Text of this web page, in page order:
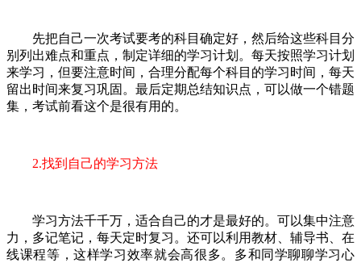
先把自己一次考试要考的科目确定好，然后给这些科目分
别列出难点和重点，制定详细的学习计划。每天按照学习计划
来学习，但要注意时间，合理分配每个科目的学习时间，每天
留出时间来复习巩固。最后定期总结知识点，可以做一个错题
集，考试前看这个是很有用的。
2.找到自己的学习方法
学习方法千千万，适合自己的才是最好的。可以集中注意
力，多记笔记，每天定时复习。还可以利用教材、辅导书、在
线课程等，这样学习效率就会高很多。多和同学聊聊学习心